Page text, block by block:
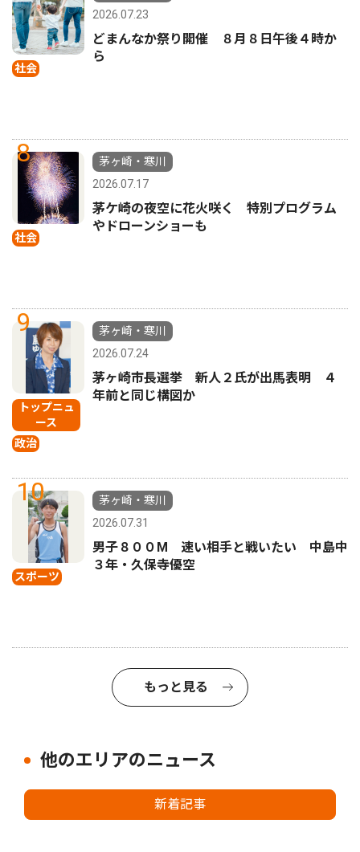
社会
2026.07.23
どまんなか祭り開催 ８月８日午後４時か
ら
8
社会
茅ヶ崎・寒川
2026.07.17
茅ケ崎の夜空に花火咲く 特別プログラム
やドローンショーも
9
トップニュ
ース
政治
茅ヶ崎・寒川
2026.07.24
茅ヶ崎市長選挙 新人２氏が出馬表明 ４
年前と同じ構図か
10
スポーツ
茅ヶ崎・寒川
2026.07.31
男子８００M 速い相手と戦いたい 中島中
３年・久保寺優空
もっと見る
他のエリアのニュース
新着記事